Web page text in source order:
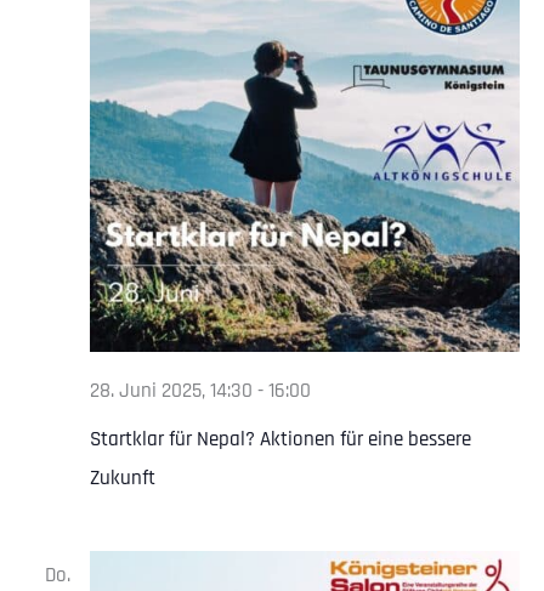
Startklar für Nepal? Aktionen für eine bessere
Zukunft
28. Juni 2025, 14:30 -16:00
Do.